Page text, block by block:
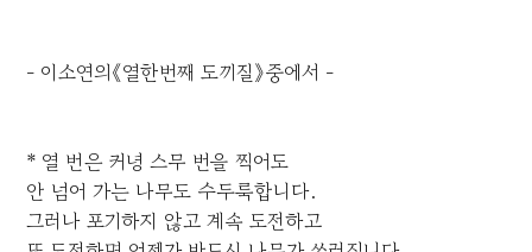
- 이소연의《열한번째 도끼질》중에서 -
* 열 번은 커녕 스무 번을 찍어도
안 넘어 가는 나무도 수두룩합니다.
그러나 포기하지 않고 계속 도전하고